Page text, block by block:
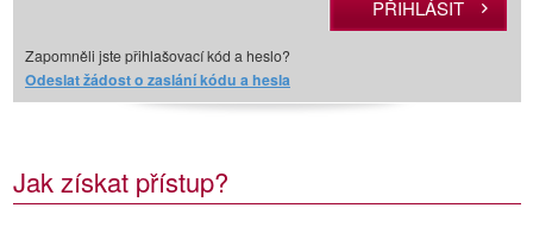
Zapomněli jste přihlašovací kód a heslo?
Odeslat žádost o zaslání kódu a hesla
Jak získat přístup?